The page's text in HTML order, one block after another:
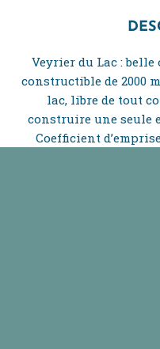
Veyrier du Lac :
constructible de 2000
lac, libre de tout
construire une seule
Coefficient